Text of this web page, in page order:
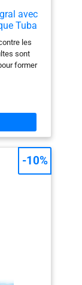
avec
Tuba
XL)
les
sont
former
masque
et
Le
visage
qualité
l'eau
d'air】
est
gravité et
dans le
et la
visage
les autres
flottantes
à la
-10%